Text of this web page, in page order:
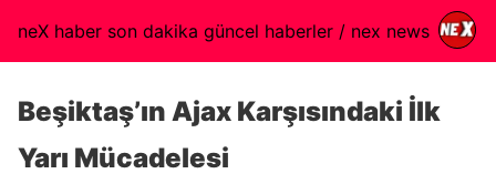
neX haber son dakika güncel haberler / nex news
Beşiktaş’ın Ajax Karşısındaki İlk
Yarı Mücadelesi